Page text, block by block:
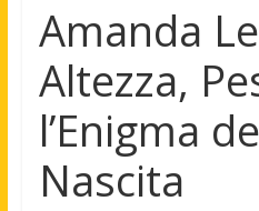
Amanda
Altezza,
l’Enigma
Nascita